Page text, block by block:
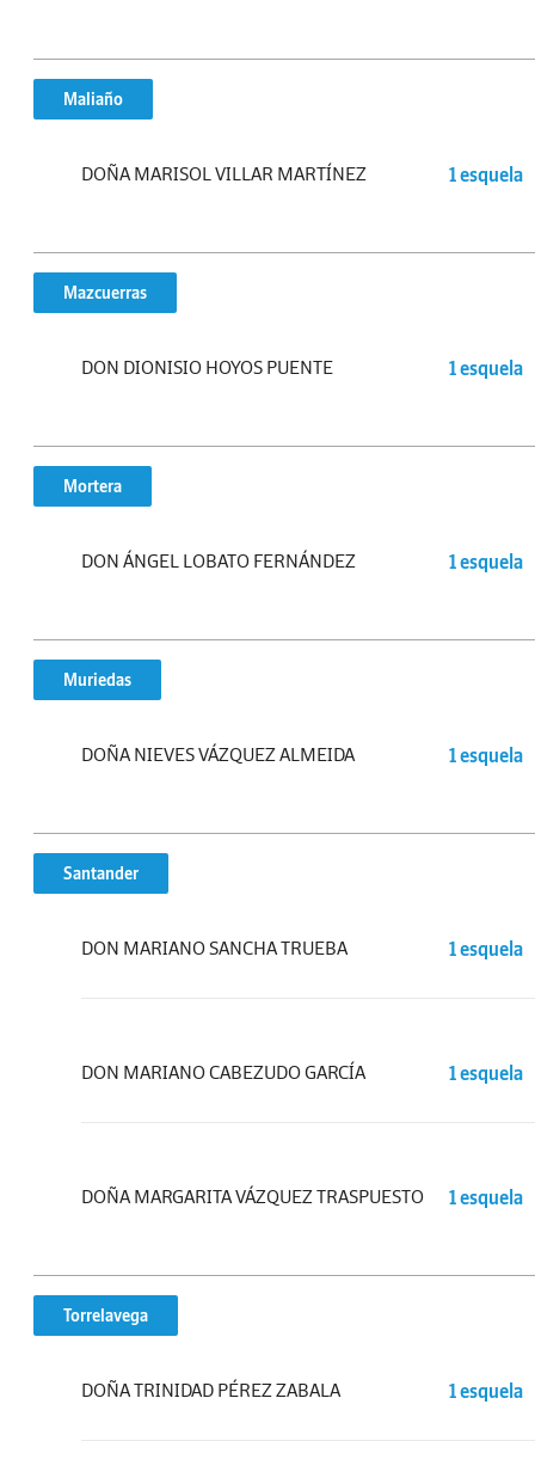
Maliaño
DOÑA MARISOL VILLAR MARTÍNEZ 1 esquela
Mazcuerras
DON DIONISIO HOYOS PUENTE 1 esquela
Mortera
DON ÁNGEL LOBATO FERNÁNDEZ 1 esquela
Muriedas
DOÑA NIEVES VÁZQUEZ ALMEIDA 1 esquela
Santander
DON MARIANO SANCHA TRUEBA 1 esquela
DON MARIANO CABEZUDO GARCÍA 1 esquela
DOÑA MARGARITA VÁZQUEZ TRASPUESTO 1 esquela
Torrelavega
DOÑA TRINIDAD PÉREZ ZABALA 1 esquela